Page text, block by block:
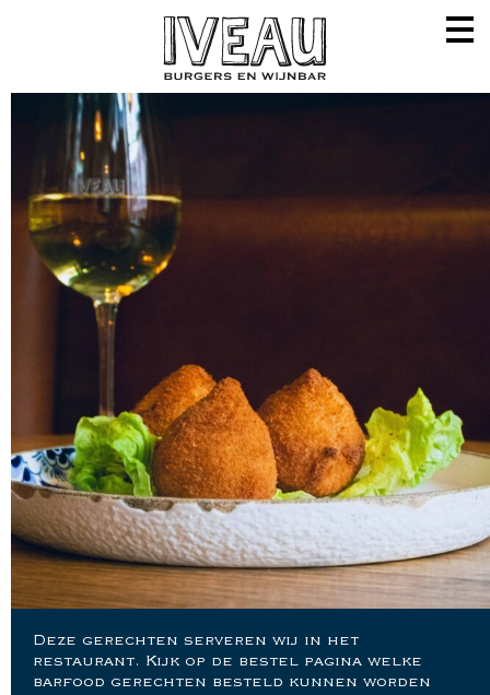
Deze gerechten serveren wij in het
restaurant. Kijk op de bestel pagina welke
barfood gerechten besteld kunnen worden